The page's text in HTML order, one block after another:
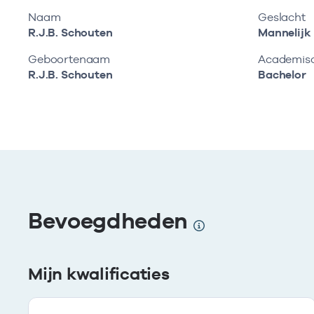
Naam
R.J.B. Schouten
Geboortenaam
R.J.B. Schouten
Geslacht
Mannelijk
Bachelor
Bevoegdheden
Mijn kwalificaties